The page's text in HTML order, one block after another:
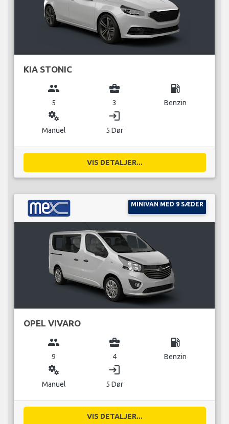
KIA STONIC
group
5
business_center
3
local_gas_station
Benzin
miscellaneous_services
Manuel
login
5 Dør
VIS DETALJER...
MINIVAN MED 9 SÆDER
OPEL VIVARO
group
9
business_center
4
local_gas_station
Benzin
miscellaneous_services
Manuel
login
5 Dør
VIS DETALJER...